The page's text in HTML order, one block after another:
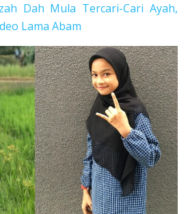
Dah Mula Tercari-Cari Ayah,
Lama Abam